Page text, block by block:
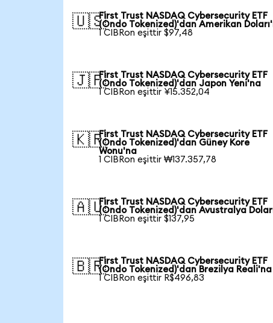
🇺🇸First Trust NASDAQ Cybersecurity ETF
(Ondo Tokenized)'dan Amerikan
1 CIBRon eşittir $97,48
🇯🇵First Trust NASDAQ Cybersecurity ETF
(Ondo Tokenized)'dan Japon Yeni'na
1 CIBRon eşittir ¥15.352,04
🇰🇷First Trust NASDAQ Cybersecurity ETF
(Ondo Tokenized)'dan Güney Kore
Wonu'na
1 CIBRon eşittir ₩137.357,78
🇦🇺First Trust NASDAQ Cybersecurity ETF
(Ondo Tokenized)'dan Avustralya
1 CIBRon eşittir $137,95
🇧🇷First Trust NASDAQ Cybersecurity ETF
(Ondo Tokenized)'dan Brezilya Reali'na
1 CIBRon eşittir R$496,83